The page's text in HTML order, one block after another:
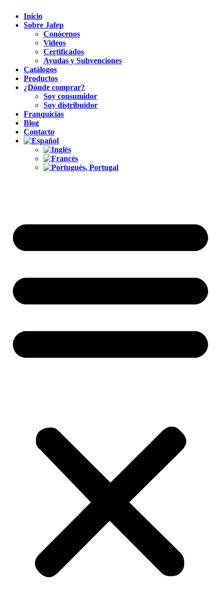
Inicio
Sobre Jafep
Conócenos
Videos
Certificados
Ayudas y Subvenciones
Catálogos
Productos
¿Dónde comprar?
Soy consumidor
Soy distribuidor
Franquicias
Blog
Contacto